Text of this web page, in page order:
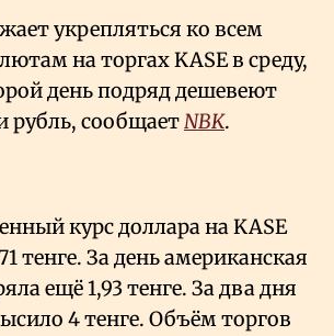
укрепляться ко всем
на торгах KASE в среду,
день подряд дешевеют
рубль, сообщаетNBK.
курс доллара на KASE
тенге. За день американская
ещё 1,93 тенге. За два дня
4 тенге. Объём торгов